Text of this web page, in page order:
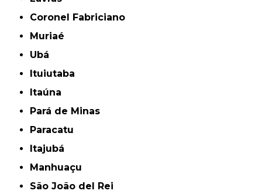
Coronel Fabriciano
Muriaé
Ubá
Ituiutaba
Itaúna
Pará de Minas
Paracatu
Itajubá
Manhuaçu
São João del Rei